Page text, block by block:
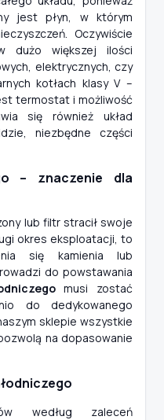
jest płyn, w którym
Oczywiście
dużo większej ilości
elektrycznych, czy
kotłach klasy V –
termostat i możliwość
się również układ
niezbędne części
– znaczenie dla
lub filtr stracił swoje
okres eksploatacji, to
się kamienia lub
do powstawania
musi zostać
do dedykowanego
sklepie wszystkie
na dopasowanie
według zaleceń